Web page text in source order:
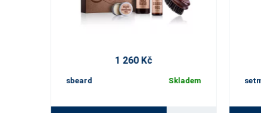
1 260 Kč
sbeard Skladem